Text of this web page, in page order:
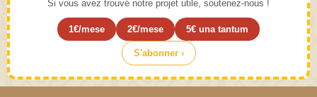
Si vous avez trouvé notre projet utile, soutenez-nous !
1€/mese 2€/mese 5€ una tantum
S'abonner ›